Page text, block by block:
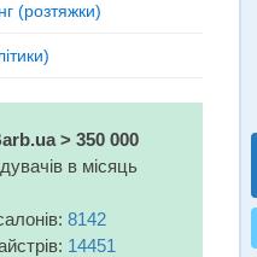
(розтяжки)
> 350 000
в місяць
8142
14451